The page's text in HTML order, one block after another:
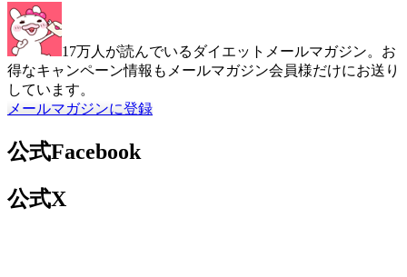
17万人が読んでいるダイエットメールマガジン。お
得なキャンペーン情報もメールマガジン会員様だけにお送り
しています。
メールマガジンに登録
公式Facebook
公式X